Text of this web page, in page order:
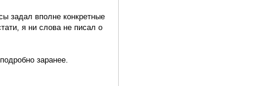
задал вполне конкретные
я ни слова не писал о
заранее.